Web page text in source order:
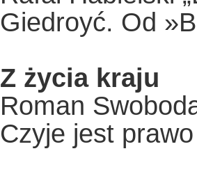
Giedroyć. Od
Z życia kraju
Roman
Czyje jest